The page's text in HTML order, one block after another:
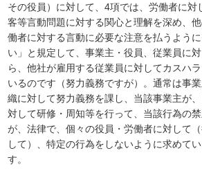
その役員）に対して、4項では、労働者に対
客等言動問題に対する関心と理解を深め、
働者に対する言動に必要な注意を払うよう
い」と規定して、事業主・役員、従業員に
ら、他社が雇用する従業員に対してカスハ
いるのです（努力義務ですが）。通常は事
織に対して努力義務を課し、当該事業主が
対して研修・周知等を行って、当該行為の
が、法律で、個々の役員・労働者に対して
して）、特定の行為をしないように求めて
す。